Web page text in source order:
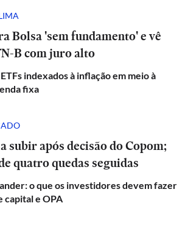
Bolsa 'sem fundamento' e vê
B com juro alto
indexados à inflação em meio à
fixa
subir após decisão do Copom;
quatro quedas seguidas
o que os investidores devem fazer
capital e OPA